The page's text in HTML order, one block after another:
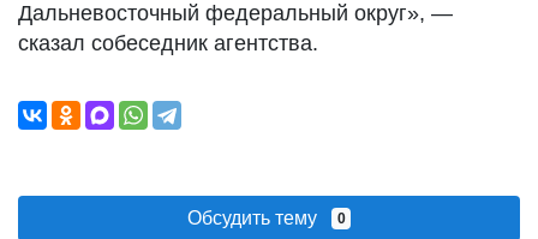
Дальневосточный федеральный округ», —
сказал собеседник агентства.
Обсудить тему 0